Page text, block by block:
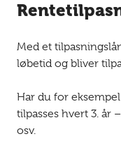
Med et
løbetid og bliver
Har du for
tilpasses hvert 3. år
osv.